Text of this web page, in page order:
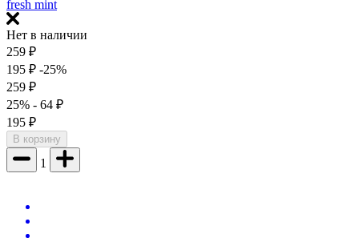
fresh mint
Нет в наличии
259 ₽
195 ₽ -25%
259 ₽
25% - 64 ₽
195 ₽
В корзину
1